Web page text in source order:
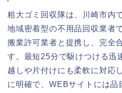
粗大ゴミ回収隊は、川崎市内
地域密着型の不用品回収業者
搬業許可業者と提携し、完全
す。最短25分で駆けつける迅
越しや片付けにも柔軟に対応
に明確で、WEBサイトには品